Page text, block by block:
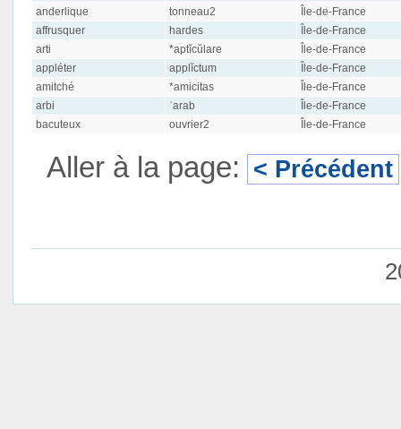
anderlique
tonneau2
Île-de-France
affrusquer
hardes
Île-de-France
arti
*aptĭcŭlare
Île-de-France
appléter
applĭctum
Île-de-France
amitché
*amicitas
Île-de-France
arbi
ʿarab
Île-de-France
bacuteux
ouvrier2 Île-de-France
Aller à la page: < Précédent